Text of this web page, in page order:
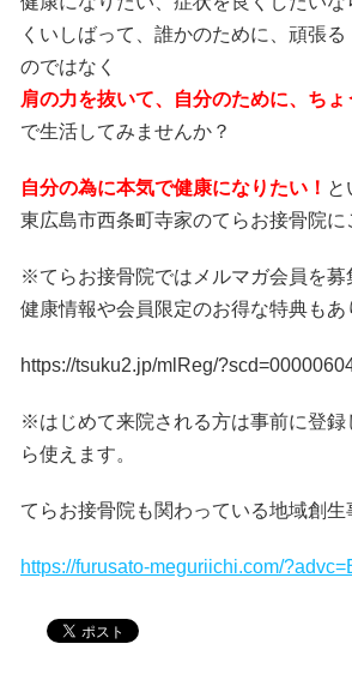
くいしばって、誰かのために、頑張る
のではなく
肩の力を抜いて、自分のために、ち
で生活してみませんか？
自分の為に本気で健康になりたい！ と
東広島市西条町寺家のてらお接骨院
※てらお接骨院ではメルマガ会員を募
健康情報や会員限定のお得な特典もあ
https://tsuku2.jp/mlReg/
※はじめて来院される方は事前に登
ら使えます。
てらお接骨院も関わっている地域創
https://furusato-meguriichi.com/